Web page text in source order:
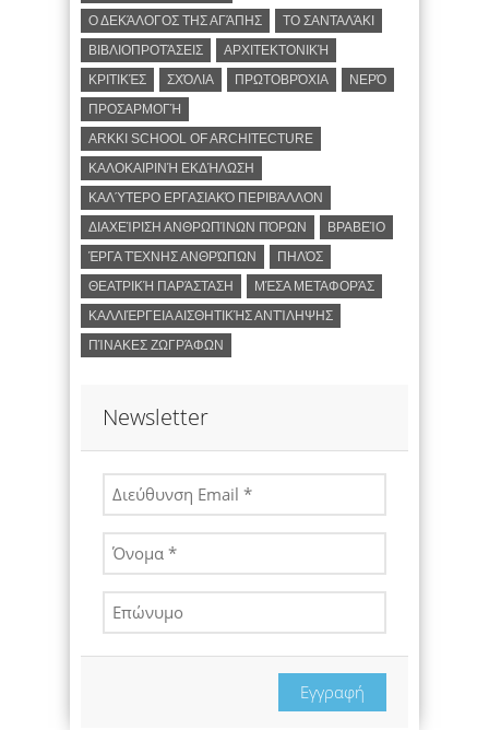
Ο ΔΕΚΆΛΟΓΟΣ ΤΗΣ ΑΓΆΠΗΣ
ΤΟ ΣΑΝΤΑΛΆΚΙ
ΒΙΒΛΙΟΠΡΟΤΆΣΕΙΣ
ΑΡΧΙΤΕΚΤΟΝΙΚΉ
ΚΡΙΤΙΚΈΣ
ΣΧΌΛΙΑ ΠΡΩΤΟΒΡΌΧΙΑ
ΝΕΡΌ
ΠΡΟΣΑΡΜΟΓΉ
ARKKI SCHOOL OF ARCHITECTURE
ΚΑΛΟΚΑΙΡΙΝΉ ΕΚΔΉΛΩΣΗ
ΚΑΛΎΤΕΡΟ ΕΡΓΑΣΙΑΚΌ ΠΕΡΙΒΆΛΛΟΝ
ΔΙΑΧΕΊΡΙΣΗ ΑΝΘΡΩΠΊΝΩΝ ΠΌΡΩΝ
ΒΡΑΒΕΊΟ
ΈΡΓΑ ΤΈΧΝΗΣ ΑΝΘΡΏΠΩΝ
ΠΗΛΌΣ
ΘΕΑΤΡΙΚΉ ΠΑΡΆΣΤΑΣΗ
ΜΈΣΑ ΜΕΤΑΦΟΡΆΣ
ΚΑΛΛΙΈΡΓΕΙΑ ΑΙΣΘΗΤΙΚΉΣ ΑΝΤΊΛΗΨΗΣ
ΠΊΝΑΚΕΣ ΖΩΓΡΆΦΩΝ
Newsletter
Εγγραφή